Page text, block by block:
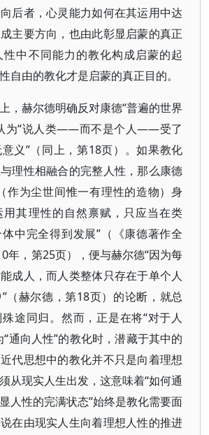
后者，心灵能力如何在其运用中达
主要方向，也由此彰显启蒙的真正
中不同能力的教化构成启蒙的起
自由的教化才是启蒙的真正目的。
，赫尔德明确反对康德“普遍的世界
为“说人类——而不是个人——受了
义”（同上，第18页）。如果教化
理性相融合的完整人性，那么康德
作为尘世间惟一有理性的造物）身
其理性的自然禀赋，只应当在类
中完全得到发展”（《康德著作全
年，第25页），便与赫尔德“因为每
成人，而人类整体只存在于单个人
（赫尔德，第18页）的论断，就总
途同归。然而，正是在将“对于人
通向人性”的教化时，潜藏于其中的
代思想中的教化并不只是向着理想
从现实人生出发，这意味着“如何通
人性的完满状态”始终是教化需要面
在由现实人生向着理想人性的推进